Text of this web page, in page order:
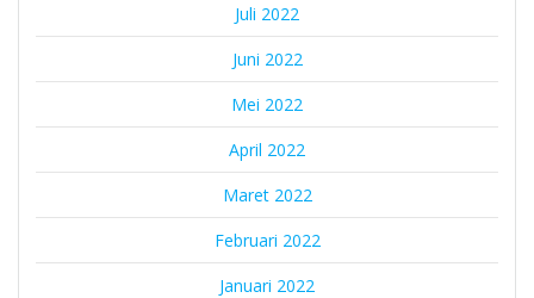
Juli 2022
Juni 2022
Mei 2022
April 2022
Maret 2022
Februari 2022
Januari 2022